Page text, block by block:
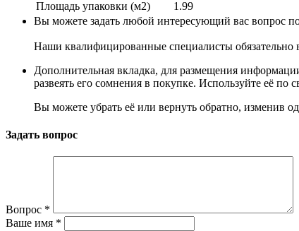
Площадь упаковки (м2)
1.99
Вы можете задать любой интересующий вас вопрос
Наши квалифицированные специалисты обязательно
Дополнительная вкладка, для размещения
развеять его сомнения в покупке. Используйте её по
Вы можете убрать её или вернуть обратно, изменив
Задать вопрос
Вопрос *
Ваше имя *